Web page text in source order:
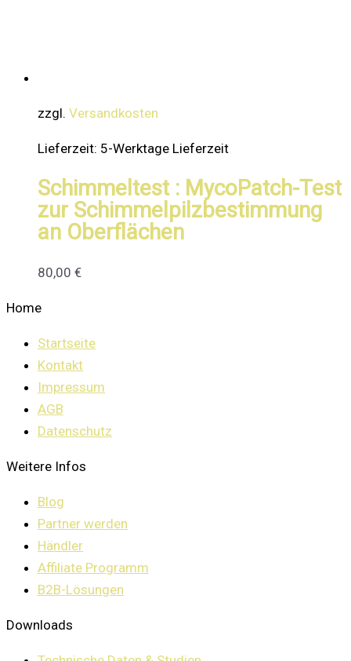
zzgl. Versandkosten
Lieferzeit: 5-Werktage Lieferzeit
Schimmeltest : MycoPatch-Test
zur Schimmelpilzbestimmung
an Oberflächen
80,00 €
Home
Startseite
Kontakt
Impressum
AGB
Datenschutz
Weitere Infos
Blog
Partner werden
Händler
Affiliate Programm
B2B-Lösungen
Downloads